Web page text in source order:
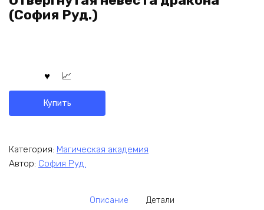
(София Руд.)
Купить
Категория: Магическая академия
Автор: София Руд.
Описание Детали